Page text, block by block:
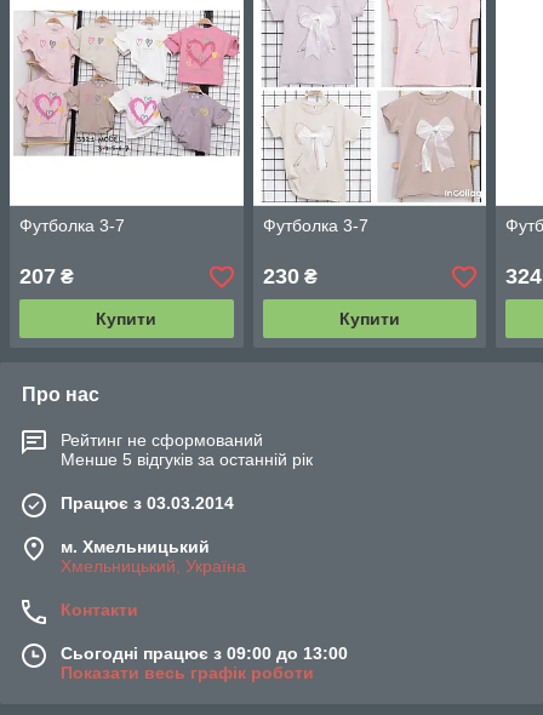
Футболка 3-7
207 ₴
Купити
Футболка 3-7
230₴
Купити
324
Про нас
Рейтинг не сформований
Менше 5 відгуків за останній рік
Працює з 03.03.2014
м. Хмельницький
Хмельницький, Україна
Контакти
Сьогодні працює з 09:00 до 13:00
Показати весь графік роботи